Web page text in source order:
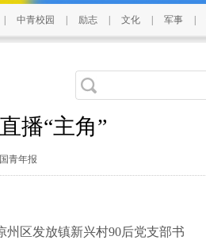
中青校园 励志 文化 军事
播“主角”
青年报
区发放镇新兴村90后党支部书